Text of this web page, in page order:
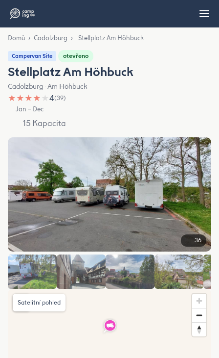
Domů › Cadolzburg › Stellplatz Am Höhbuck
Campervan Site otevřeno
Stellplatz Am Höhbuck
Cadolzburg · Am Höhbuck
★ ★ ★ ★ ★4(39)
Jan – Dec
15 Kapacita
36
Satelitní pohled